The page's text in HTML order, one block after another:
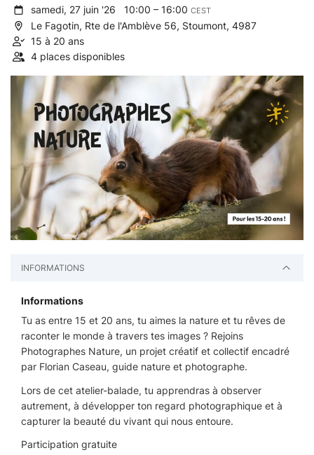
samedi, 27 juin '26 10:00 – 16:00CEST
Le Fagotin, Rte de l'Amblève 56, Stoumont, 4987
15 à 20 ans
4 places disponibles
INFORMATIONS
Informations
Tu as entre 15 et 20 ans, tu aimes la nature et tu rêves de
raconter le monde à travers tes images ? Rejoins
Photographes Nature, un projet créatif et collectif encadré
par Florian Caseau, guide nature et photographe.
Lors de cet atelier-balade, tu apprendras à observer
autrement, à développer ton regard photographique et à
capturer la beauté du vivant qui nous entoure.
Participation gratuite